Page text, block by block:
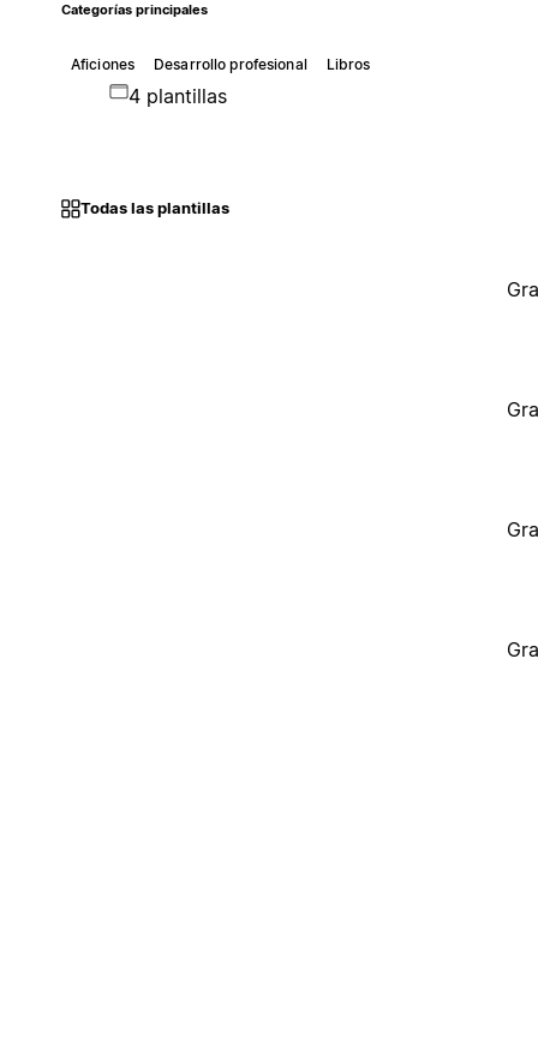
Categorías principales
Aficiones Desarrollo profesional Libros
4 plantillas
Todas las plantillas